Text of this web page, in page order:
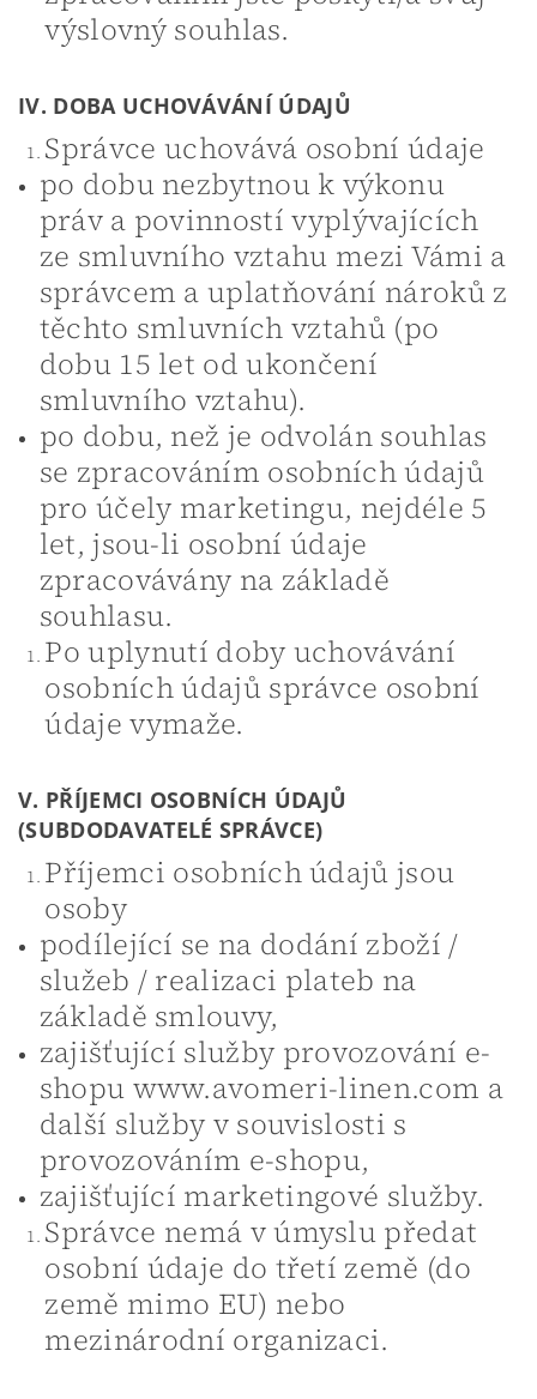
výslovný souhlas.
IV. DOBA UCHOVÁVÁNÍ ÚDAJŮ
Správce uchovává osobní údaje
po dobu nezbytnou k výkonu
práv a povinností vyplývajících
ze smluvního vztahu mezi Vámi a
správcem a uplatňování nároků z
těchto smluvních vztahů (po
dobu 15 let od ukončení
smluvního vztahu).
po dobu, než je odvolán souhlas
se zpracováním osobních údajů
pro účely marketingu, nejdéle 5
let, jsou-li osobní údaje
zpracovávány na základě
souhlasu.
Po uplynutí doby uchovávání
osobních údajů správce osobní
údaje vymaže.
V. PŘÍJEMCI OSOBNÍCH ÚDAJŮ
(SUBDODAVATELÉ SPRÁVCE)
Příjemci osobních údajů jsou
osoby
podílející se na dodání zboží /
služeb / realizaci plateb na
základě smlouvy,
zajišťující služby provozování e-
shopu www.avomeri-linen.com a
další služby v souvislosti s
provozováním e-shopu,
zajišťující marketingové služby.
Správce nemá v úmyslu předat
osobní údaje do třetí země (do
země mimo EU) nebo
mezinárodní organizaci.